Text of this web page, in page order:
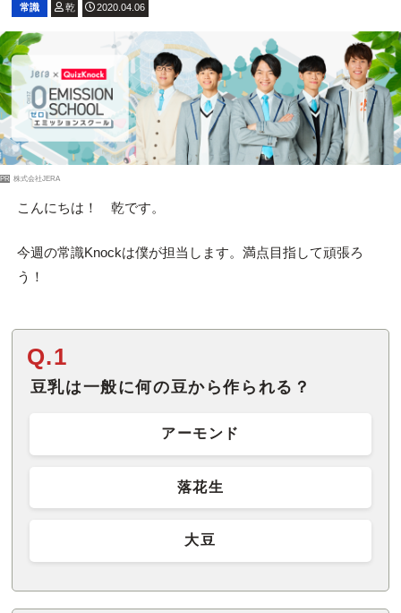
常識 乾 2020.04.06
PR 株式会社JERA
こんにちは！ 乾です。
今週の常識Knockは僕が担当します。満点目指して頑張ろ
う！
Q.1
豆乳は一般に何の豆から作られる？
アーモンド
落花生
大豆